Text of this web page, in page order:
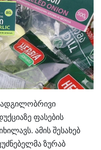
ადგილობრივი
ფასების
ამის შესახებ
ზურაბ